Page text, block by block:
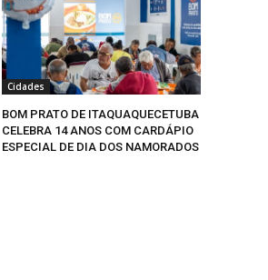
Cidades
BOM PRATO DE ITAQUAQUECETUBA
CELEBRA 14 ANOS COM CARDÁPIO
ESPECIAL DE DIA DOS NAMORADOS